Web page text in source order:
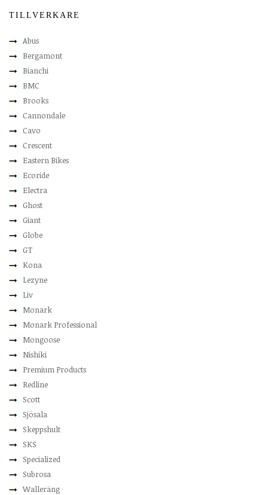
TILLVERKARE
Abus
Bergamont
Bianchi
BMC
Brooks
Cannondale
Cavo
Crescent
Eastern Bikes
Ecoride
Electra
Ghost
Giant
Globe
GT
Kona
Lezyne
Liv
Monark
Monark Professional
Mongoose
Nishiki
Premium Products
Redline
Scott
Sjösala
Skeppshult
SKS
Specialized
Subrosa
Walleräng